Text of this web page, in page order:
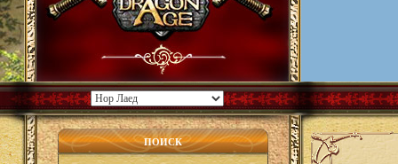
ПОИСК